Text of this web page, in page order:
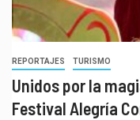
REPORTAJES TURISMO
Unidos por la
Festival Alegría